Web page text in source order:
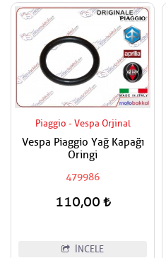
Piaggio - Vespa Orjinal
Vespa Piaggio Yağ Kapağı
Oringi
479986
110,00
İNCELE